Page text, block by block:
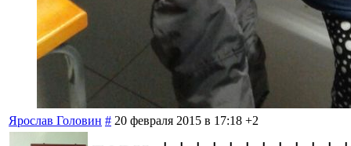
Ярослав Головин # 20 февраля 2015 в 17:18 +2